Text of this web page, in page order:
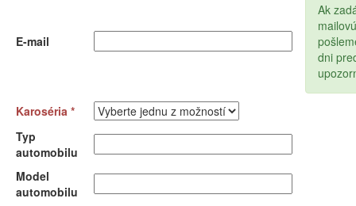
E-mail
Ak
dni
Karoséria *
Typ
automobilu
Model
automobilu